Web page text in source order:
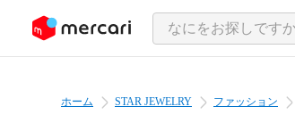
ツにスキップ
ホーム STAR JEWELRY ファッション